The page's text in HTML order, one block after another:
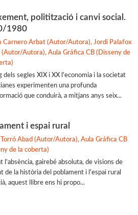
politització i canvi social.
1980
Carnero Arbat (Autor/Autora), Jordi Palafox
(Autor/Autora), Aula Gráfica CB (Disseny de
dels segles XIX i XX l'economia i la societat
experimenten una profunda
que conduirà, a mitjans anys seix...
i espai rural
Torró Abad (Autor/Autora), Aula Gráfica CB
de la coberta)
l'absència, gairebé absoluta, de visions de
de la història del poblament i l'espai rural
aquest llibre ens hi propo...